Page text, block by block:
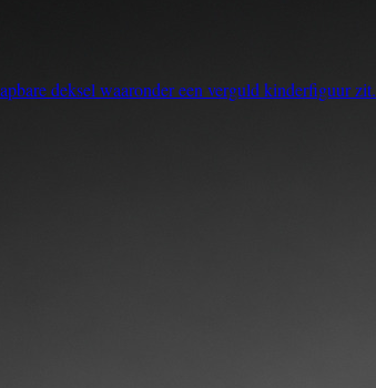
deksel waaronder een verguld kinderfiguur zit.